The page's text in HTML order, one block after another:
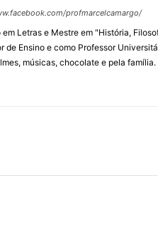
profmarcelcamargo/
em Letras e Mestre em "História,
de Ensino e como Professor
músicas, chocolate e pela